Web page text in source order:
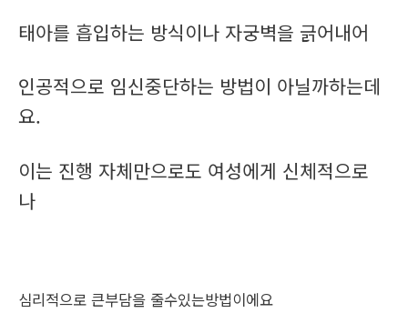
태아를 흡입하는 방식이나 자궁벽을 긁어내어
인공적으로 임신중단하는 방법이 아닐까하는데
요.
이는 진행 자체만으로도 여성에게 신체적으로
나
심리적으로 큰부담을 줄수있는방법이에요